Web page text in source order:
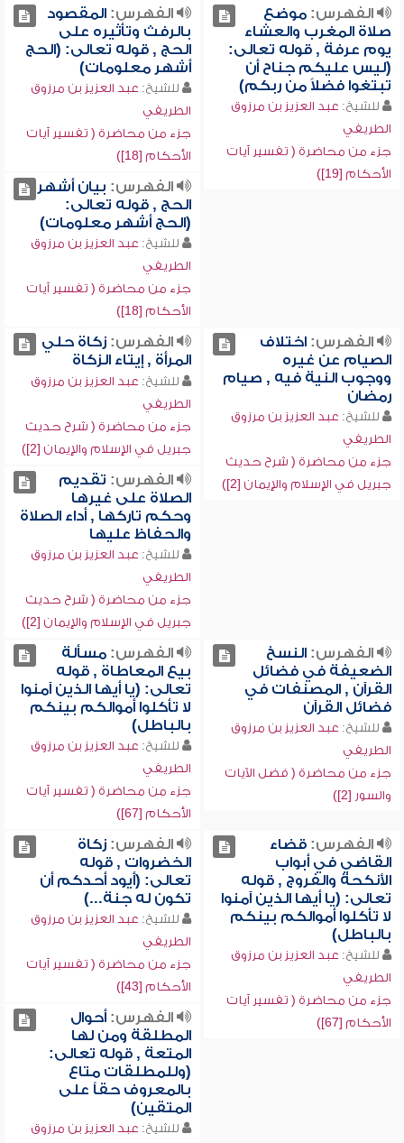
الفهرس:موضع
صلاة المغرب والعشاء
يوم عرفة , قوله تعالى:
(ليس عليكم جناح أن
تبتغوا فضلاً من ربكم)
للشيخ: عبد العزيز بن مرزوق
الطريفي
جزء من محاضرة ( تفسير آيات
الأحكام [19])
الفهرس:المقصود
بالرفث وتأثيره على
الحج , قوله تعالى: (الحج
أشهر معلومات)
للشيخ: عبد العزيز بن مرزوق
الطريفي
جزء من محاضرة ( تفسير آيات
الأحكام [18])
الفهرس: بيان أشهر
الحج , قوله تعالى:
(الحج أشهر معلومات)
للشيخ: عبد العزيز بن مرزوق
الطريفي
جزء من محاضرة ( تفسير آيات
الأحكام [18])
الفهرس:اختلاف
الصيام عن غيره
ووجوب النية فيه , صيام
رمضان
للشيخ: عبد العزيز بن مرزوق
الطريفي
جزء من محاضرة ( شرح حديث
جبريل في الإسلام والإيمان [2])
الفهرس:زكاة حلي
المرأة , إيتاء الزكاة
للشيخ: عبد العزيز بن مرزوق
الطريفي
جزء من محاضرة ( شرح حديث
جبريل في الإسلام والإيمان [2])
الفهرس: تقديم
الصلاة على غيرها
وحكم تاركها , أداء الصلاة
والحفاظ عليها
للشيخ: عبد العزيز بن مرزوق
الطريفي
جزء من محاضرة ( شرح حديث
جبريل في الإسلام والإيمان [2])
الفهرس:النسخ
الضعيفة في فضائل
القرآن , المصنفات في
فضائل القرآن
للشيخ: عبد العزيز بن مرزوق
الطريفي
جزء من محاضرة ( فضل الآيات
والسور [2])
الفهرس:مسألة
بيع المعاطاة , قوله
تعالى: (يا أيها الذين آمنوا
لا تأكلوا أموالكم بينكم
بالباطل)
للشيخ: عبد العزيز بن مرزوق
الطريفي
جزء من محاضرة ( تفسير آيات
الأحكام [67])
الفهرس:قضاء
القاضي في أبواب
الأنكحة والفروج , قوله
تعالى: (يا أيها الذين آمنوا
لا تأكلوا أموالكم بينكم
بالباطل)
للشيخ: عبد العزيز بن مرزوق
الطريفي
جزء من محاضرة ( تفسير آيات
الأحكام [67])
الفهرس:زكاة
الخضروات , قوله
تعالى: (أيود أحدكم أن
تكون له جنة...)
للشيخ: عبد العزيز بن مرزوق
الطريفي
جزء من محاضرة ( تفسير آيات
الأحكام [43])
الفهرس:أحوال
المطلقة ومن لها
المتعة , قوله تعالى:
(وللمطلقات متاع
بالمعروف حقاً على
المتقين)
للشيخ: عبد العزيز بن مرزوق